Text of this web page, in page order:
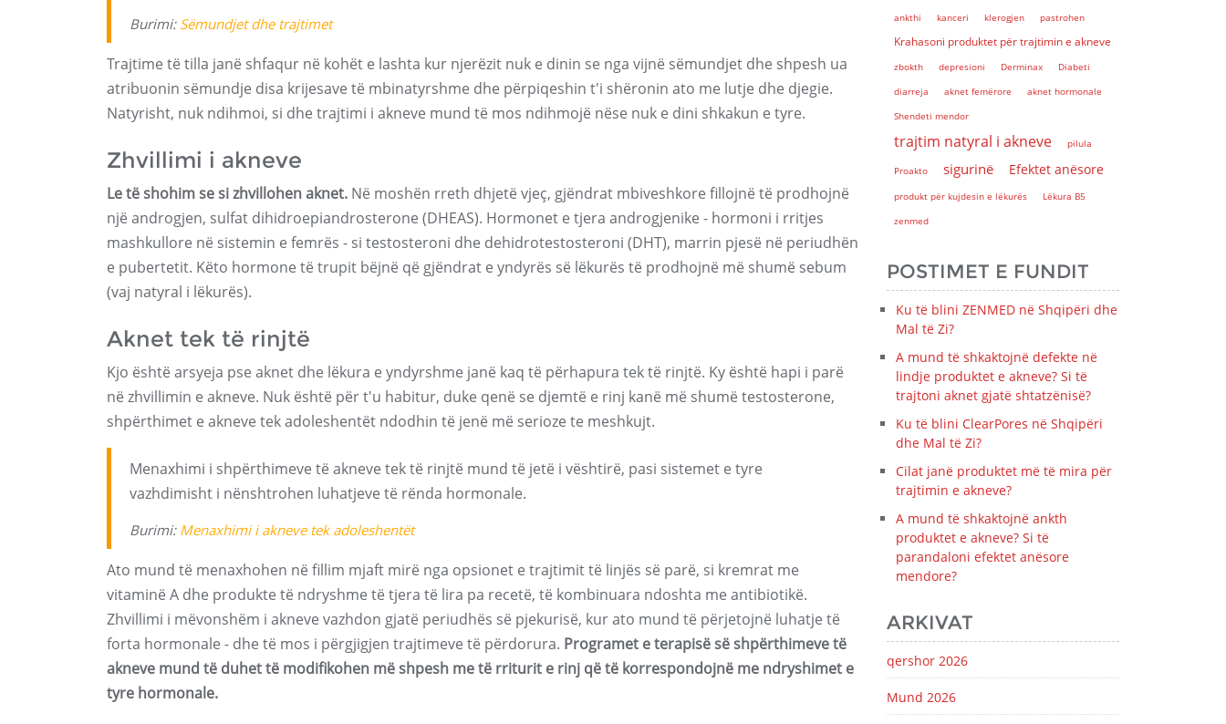
Burimi: Sëmundjetdhe trajtimet
Trajtime të tilla janë shfaqur në kohët e lashta kur njerëzit nuk e dinin se nga vijnë sëmundjet dhe shpesh ua
atribuonin sëmundje disa krijesave të mbinatyrshme dhe përpiqeshin t'i shëronin ato me lutje dhe djegie.
Natyrisht, nuk ndihmoi, si dhe trajtimi i akneve mund të mos ndihmojë nëse nuk e dini shkakun e tyre.
Zhvillimi i akneve
Le të shohim se si zhvillohen aknet. Në moshën rreth dhjetë vjeç, gjëndrat mbiveshkore fillojnë të prodhojnë
një androgjen, sulfat dihidroepiandrosterone (DHEAS). Hormonet e tjera androgjenike - hormoni i rritjes
mashkullore në sistemin e femrës - si testosteroni dhe dehidrotestosteroni (DHT), marrin pjesë në periudhën
e pubertetit. Këto hormone të trupit bëjnë që gjëndrat e yndyrës së lëkurës të prodhojnë më shumë sebum
(vaj natyral i lëkurës).
Aknet tek të rinjtë
Kjo është arsyeja pse aknet dhe lëkura e yndyrshme janë kaq të përhapura tek të rinjtë. Ky është hapi i parë
në zhvillimin e akneve. Nuk është për t'u habitur, duke qenë se djemtë e rinj kanë më shumë testosterone,
shpërthimet e akneve tek adoleshentët ndodhin të jenë më serioze te meshkujt.
Menaxhimi i shpërthimeve të akneve tek të rinjtë mund të jetë i vështirë, pasi sistemet e tyre
vazhdimisht i nënshtrohen luhatjeve të rënda hormonale.
Burimi: Menaxhimi i akneve tek adoleshentët
Ato mund të menaxhohen në fillim mjaft mirë nga opsionet e trajtimit të linjës së parë, si kremrat me
vitaminë A dhe produkte të ndryshme të tjera të lira pa recetë, të kombinuara ndoshta me antibiotikë.
Zhvillimi i mëvonshëm i akneve vazhdon gjatë periudhës së pjekurisë, kur ato mund të përjetojnë luhatje të
forta hormonale - dhe të mos i përgjigjen trajtimeve të përdorura. Programet e terapisë së shpërthimeve të
akneve mund të duhet të modifikohen më shpesh me të rriturit e rinj që të korrespondojnë me ndryshimet e
tyre hormonale.
ankthi
kanceri klerogjen pastrohen
Krahasoni produktet për trajtimin e akneve
zbokth depresioni Derminax
Diabeti
diarreja
aknet femërore
aknet hormonale
Shendeti mendor
trajtim natyral i akneve pilula
Proakto sigurinë Efektet anësore
produkt për kujdesin e lëkurës
Lëkura B5
zenmed
POSTIMET E FUNDIT
Ku të blini ZENMED në Shqipëri dhe
Mal të Zi?
A mund të shkaktojnë defekte në
lindje produktet e akneve? Si të
trajtoni aknet gjatë shtatzënisë?
Ku të blini ClearPores në Shqipëri
dhe Mal të Zi?
Cilat janë produktet më të mira për
trajtimin e akneve?
A mund të shkaktojnë ankth
produktet e akneve? Si të
parandaloni efektet anësore
mendore?
ARKIVAT
qershor 2026
Mund 2026